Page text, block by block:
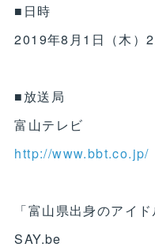
■日時
2019年8月1日（木）
■放送局
富山テレビ
http://www.bbt.co.jp/
「富山県出身のアイ
SAY.be